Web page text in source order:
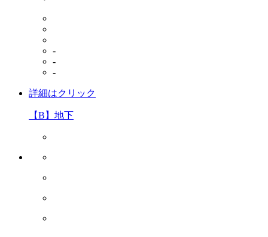
-
-
-
詳細はクリック
【B】地下